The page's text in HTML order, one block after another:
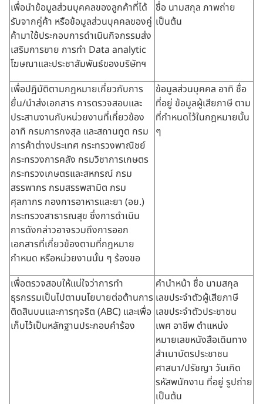
เพื่อนำข้อมูลส่วนบุคคลของลูกค้าที่ได้
รับจากคู่ค้า หรือข้อมูลส่วนบุคคลของคู่
ค้ามาใช้ประกอบการดำเนินกิจกรรมส่ง
เสริมการขาย การทำ Data analytic
โฆษณาและประชาสัมพันธ์ของบริษัทฯ
ชื่อ นามสกุล ภาพถ่าย
เป็นต้น
เพื่อปฏิบัติตามกฎหมายเกี่ยวกับการ
ยื่น/นำส่งเอกสาร การตรวจสอบและ
ประสานงานกับหน่วยงานที่เกี่ยวข้อง
อาทิ กรมการกงสุล และสถานทูต กรม
การค้าต่างประเทศ กระทรวงพาณิชย์
กระทรวงการคลัง กรมวิชาการเกษตร
กระทรวงเกษตรและสหกรณ์ กรม
สรรพากร กรมสรรพสามิต กรม
ศุลกากร กองการอาหารและยา (อย.)
กระทรวงสาธารณสุข ซึ่งการดำเนิน
การดังกล่าวอาจรวมถึงการออก
เอกสารที่เกี่ยวข้องตามที่กฎหมาย
กำหนด หรือหน่วยงานนั้น ๆ ร้องขอ
ข้อมูลส่วนบุคคล อาทิ ชื่อ
ที่อยู่ ข้อมูลผู้เสียภาษี ตาม
ที่กำหนดไว้ในกฎหมายนั้น
ๆ
เพื่อตรวจสอบให้แน่ใจว่าการทำ
ธุรกรรมเป็นไปตามนโยบายต่อต้านการ
ติดสินบนและการทุจริต (ABC) และเพื่อ
เก็บไว้เป็นหลักฐานประกอบคำร้อง
คำนำหน้า ชื่อ นามสกุล
เลขประจำตัวผู้เสียภาษี
เลขประจำตัวประชาชน
เพศ อาชีพ ตำแหน่ง
หมายเลขหนังสือเดินทาง
สำเนาบัตรประชาชน
ศาสนา/ปรัชญา วันเกิด
รหัสพนักงาน ที่อยู่ รูปถ่าย
เป็นต้น